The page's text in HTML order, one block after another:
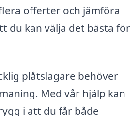
offerter och jämföra
du kan välja det bästa för
plåtslagare behöver
Med vår hjälp kan
i att du får både